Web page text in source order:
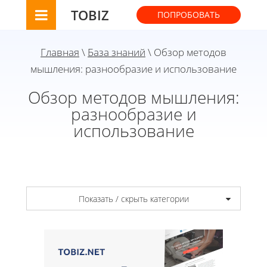
TOBIZ ПОПРОБОВАТЬ
Главная \ База знаний \ Обзор методов
мышления: разнообразие и использование
Обзор методов мышления:
разнообразие и
использование
Показать / скрыть категории